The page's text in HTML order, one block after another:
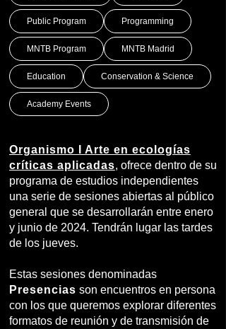
Public Program Programming
MNTB Program MNTB Madrid
Education Conservation & Science
Academy Events
Organismo I Arte en ecologías
críticas aplicadas, ofrece dentro de su
programa de estudios independientes
una serie de sesiones abiertas al público
general que se desarrollarán entre enero
y junio de 2024. Tendrán lugar las tardes
de los jueves.
Estas sesiones denominadas
Presencias son encuentros en persona
con los que queremos explorar diferentes
formatos de reunión y de transmisión de